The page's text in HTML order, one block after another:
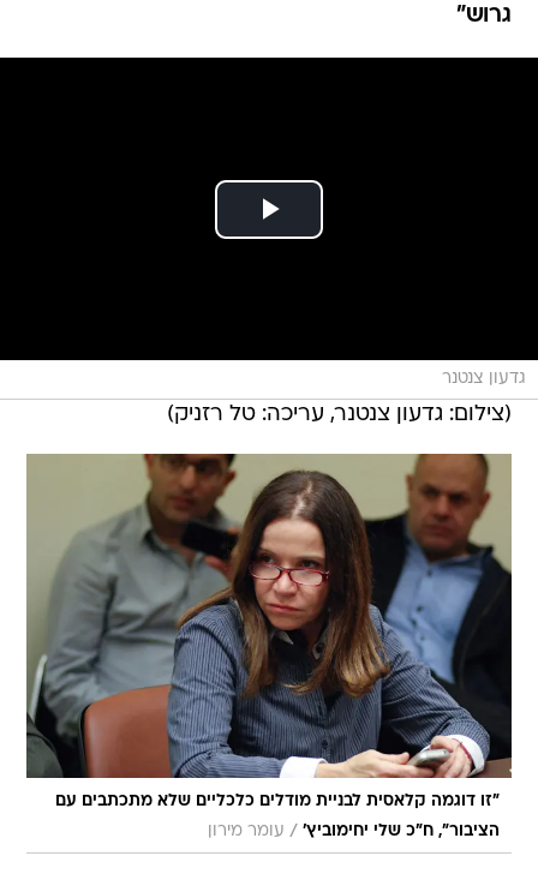
גרוש"
גדעון צנטנר
(צילום: גדעון צנטנר, עריכה: טל רזניק)
"זו דוגמה קלאסית לבניית מודלים כלכליים שלא מתכתבים עם
הציבור", ח"כ שלי יחימוביץ' / עומר מירון